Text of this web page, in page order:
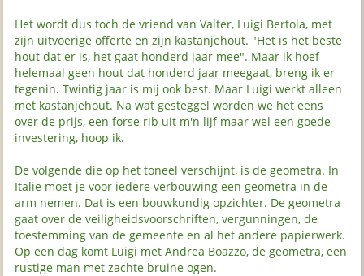
Het wordt dus toch de vriend van Valter, Luigi Bertola, met
zijn uitvoerige offerte en zijn kastanjehout. "Het is het beste
hout dat er is, het gaat honderd jaar mee". Maar ik hoef
helemaal geen hout dat honderd jaar meegaat, breng ik er
tegenin. Twintig jaar is mij ook best. Maar Luigi werkt alleen
met kastanjehout. Na wat gesteggel worden we het eens
over de prijs, een forse rib uit m'n lijf maar wel een goede
investering, hoop ik.
De volgende die op het toneel verschijnt, is de geometra. In
Italië moet je voor iedere verbouwing een geometra in de
arm nemen. Dat is een bouwkundig opzichter. De geometra
gaat over de veiligheidsvoorschriften, vergunningen, de
toestemming van de gemeente en al het andere papierwerk.
Op een dag komt Luigi met Andrea Boazzo, de geometra, een
rustige man met zachte bruine ogen.